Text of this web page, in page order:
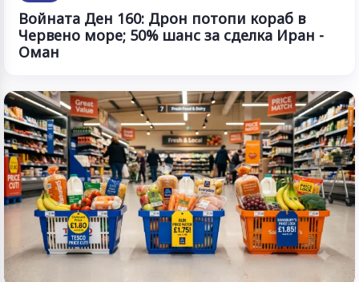
Войната Ден 160: Дрон потопи кораб в
Червено море; 50% шанс за сделка Иран -
Оман